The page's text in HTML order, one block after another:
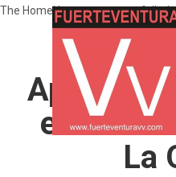
All
The HomeHero component failed
en
La